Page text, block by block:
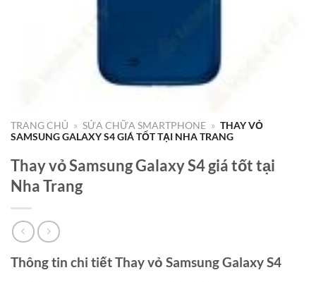
TRANG CHỦ » SỬA CHỮA SMARTPHONE » THAY VỎ
SAMSUNG GALAXY S4 GIÁ TỐT TẠI NHA TRANG
Thay vỏ Samsung Galaxy S4 giá tốt tại
Nha Trang
Thông tin chi tiết Thay vỏ Samsung Galaxy S4